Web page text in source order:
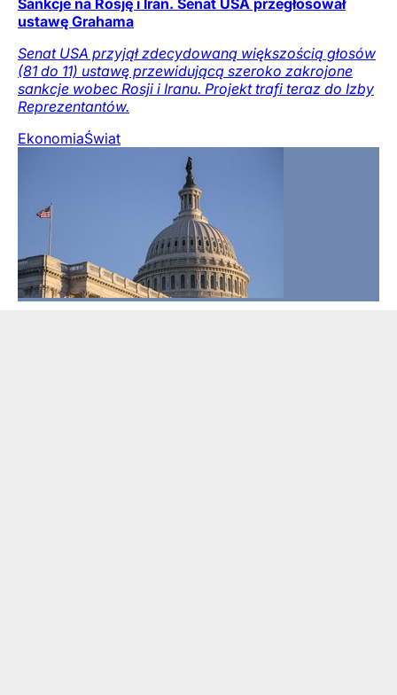
ustawę Grahama
Senat USA przyjął zdecydowaną większością głosów
(81 do 11) ustawę przewidującą szeroko zakrojone
sankcje wobec Rosji i Iranu. Projekt trafi teraz do Izby
Reprezentantów.
EkonomiaŚwiat